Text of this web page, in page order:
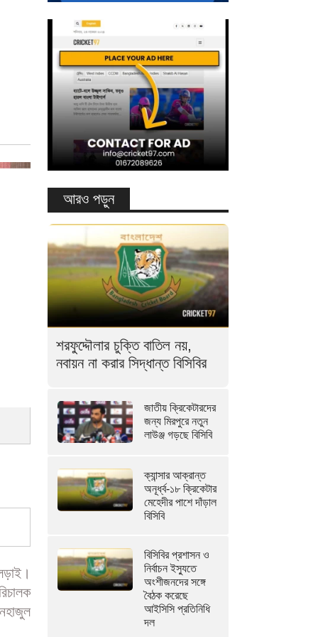
আরও পড়ুন
শরফুদ্দৌলার চুক্তি বাতিল নয়,
নবায়ন না করার সিদ্ধান্ত বিসিবির
জাতীয় ক্রিকেটারদের
জন্য মিরপুরে নতুন
লাউঞ্জ গড়ছে বিসিবি
ক্যান্সার আক্রান্ত
অনূর্ধ্ব-১৮ ক্রিকেটার
মেহেদীর পাশে দাঁড়াল
বিসিবি
বিসিবির প্রশাসন ও
নির্বাচন ইস্যুতে
অংশীজনদের সঙ্গে
বৈঠক করেছে
আইসিসি প্রতিনিধি
দল